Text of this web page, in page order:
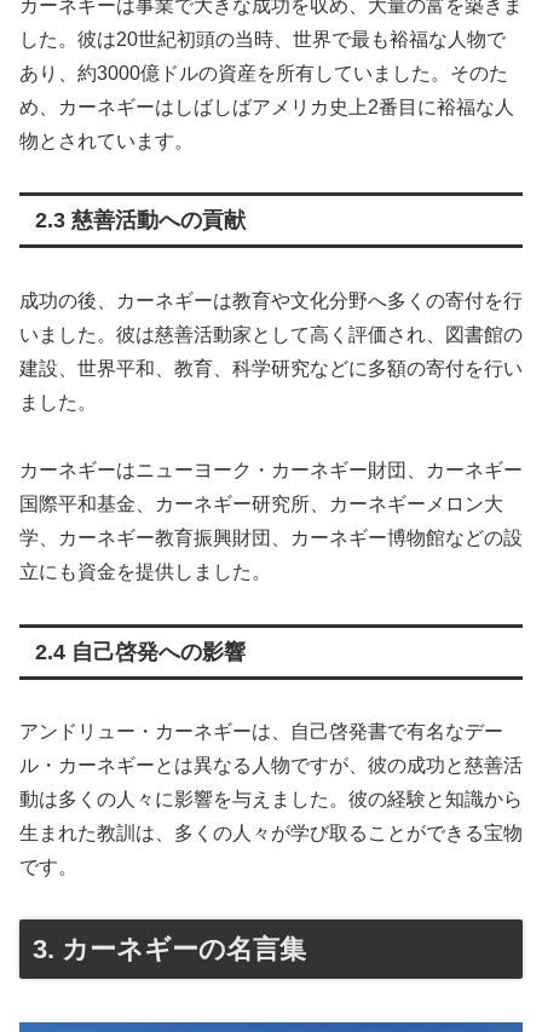
カーネギーは事業で大きな成功を収め、大量の富を築きま
した。彼は20世紀初頭の当時、世界で最も裕福な人物で
あり、約3000億ドルの資産を所有していました。そのた
め、カーネギーはしばしばアメリカ史上2番目に裕福な人
物とされています。
2.3 慈善活動への貢献
成功の後、カーネギーは教育や文化分野へ多くの寄付を行
いました。彼は慈善活動家として高く評価され、図書館の
建設、世界平和、教育、科学研究などに多額の寄付を行い
ました。
カーネギーはニューヨーク・カーネギー財団、カーネギー
国際平和基金、カーネギー研究所、カーネギーメロン大
学、カーネギー教育振興財団、カーネギー博物館などの設
立にも資金を提供しました。
2.4 自己啓発への影響
アンドリュー・カーネギーは、自己啓発書で有名なデー
ル・カーネギーとは異なる人物ですが、彼の成功と慈善活
動は多くの人々に影響を与えました。彼の経験と知識から
生まれた教訓は、多くの人々が学び取ることができる宝物
です。
3. カーネギーの名言集